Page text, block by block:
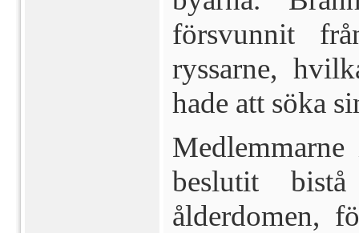
försvunnit
ryssarne,
hade att söka
beslutit
ålderdomen,